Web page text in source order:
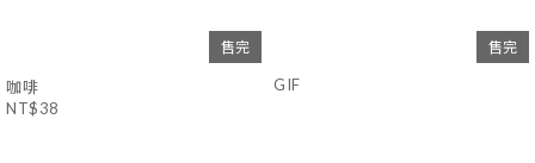
售完
咖啡
NT$38
售完
GIF